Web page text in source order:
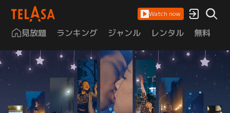
Watch now
見放題 ランキング ジャンル レンタル 無料